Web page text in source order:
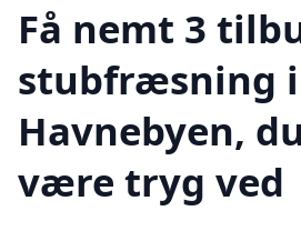
Få nemt 3
stubfræsning i
Havnebyen,
være tryg ved